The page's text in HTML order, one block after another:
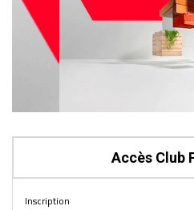
Accès Club
Inscription